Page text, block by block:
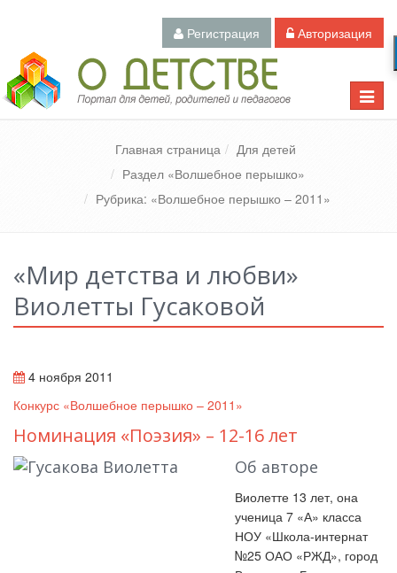
Регистрация Авторизация
Toggle
Педагогический портал «О детстве»
Главная страница
Для детей
Раздел «Волшебное перышко»
Рубрика: «Волшебное перышко – 2011»
«Мир детства и любви»
Виолетты Гусаковой
4 ноября 2011
Конкурс «Волшебное перышко – 2011»
Номинация «Поэзия» – 12-16 лет
Об авторе
Виолетте 13 лет, она
ученица 7 «А» класса
НОУ «Школа-интернат
№25 ОАО «РЖД», город